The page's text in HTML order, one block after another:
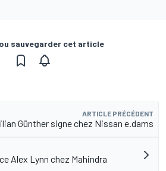
sauvegarder cet article
ARTICLE PRÉCÉDENT
Günther signe chez Nissan e.dams
Alex Lynn chez Mahindra